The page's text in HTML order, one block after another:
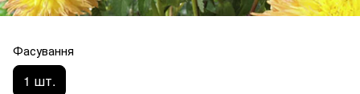
Фасування
1 шт.